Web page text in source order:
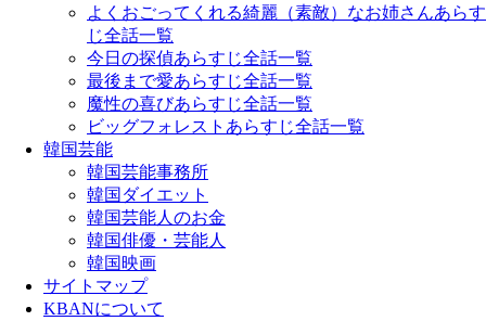
よくおごってくれる綺麗（素敵）なお姉さんあらす
じ全話一覧
今日の探偵あらすじ全話一覧
最後まで愛あらすじ全話一覧
魔性の喜びあらすじ全話一覧
ビッグフォレストあらすじ全話一覧
韓国芸能
韓国芸能事務所
韓国ダイエット
韓国芸能人のお金
韓国俳優・芸能人
韓国映画
サイトマップ
KBANについて